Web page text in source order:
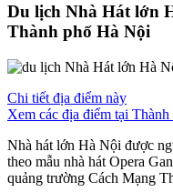
Du lịch Nhà Hát lớn
Thành phố Hà Nội
Chi tiết địa điểm này
Xem các địa điểm tại
Nhà hát lớn Hà Nội được
theo mẫu nhà hát Opera
quảng trường Cách Mạng